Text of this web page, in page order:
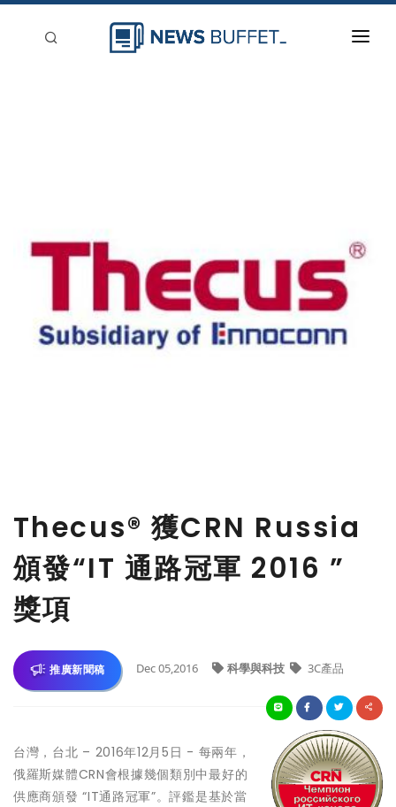
Thecus® 獲CRN Russia
頒發“IT 通路冠軍 2016 ”
獎項
推廣新聞稿 Dec 05,2016 科學與科技 3C產品
台灣，台北 – 2016年12月5日 - 每兩年，
俄羅斯媒體CRN會根據幾個類別中最好的
供應商頒發 “IT通路冠軍”。評鑑是基於當